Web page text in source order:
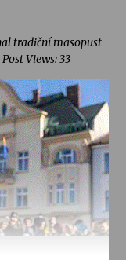
tradiční masopust
Views: 33